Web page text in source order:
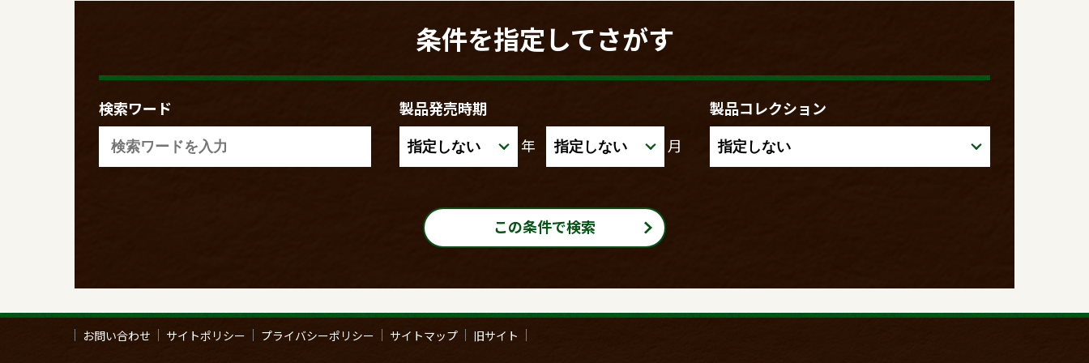
条件を指定してさがす
検索ワード
製品発売時期
年
月
製品コレクション
この条件で検索
お問い合わせ サイトポリシー プライバシーポリシー サイトマップ 旧サイト